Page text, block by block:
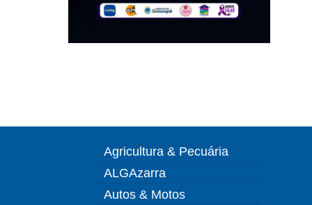
Agricultura & Pecuária
ALGAzarra
Autos & Motos